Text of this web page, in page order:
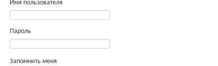
корма для интенсивного выращивания
Красный тибетский мастиф 100% китаец открыт для вязок
Барневельдер, белефельдер, араукан, минимясная палевая-
Имя пользователя
Пароль
Запомнить меня